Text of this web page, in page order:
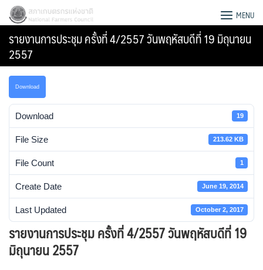
Skip
content
Search
for:
สภาเกษตรกรแห่งชาติ MENU
รายงานการประชุม ครั้งที่ 4/2557 วันพฤหัสบดีที่ 19 มิถุนายน
2557
Download
Download 19
File Size 213.62 KB
File Count 1
Create Date June 19, 2014
Last Updated October 2, 2017
รายงานการประชุม ครั้งที่ 4/2557 วันพฤหัสบดีที่ 19
มิถุนายน 2557